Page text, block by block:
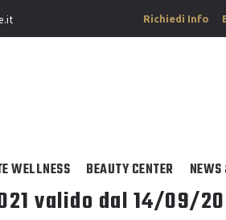
Richiedi Info
WELLNESS BEAUTY CENTER
valido dal 14/09/